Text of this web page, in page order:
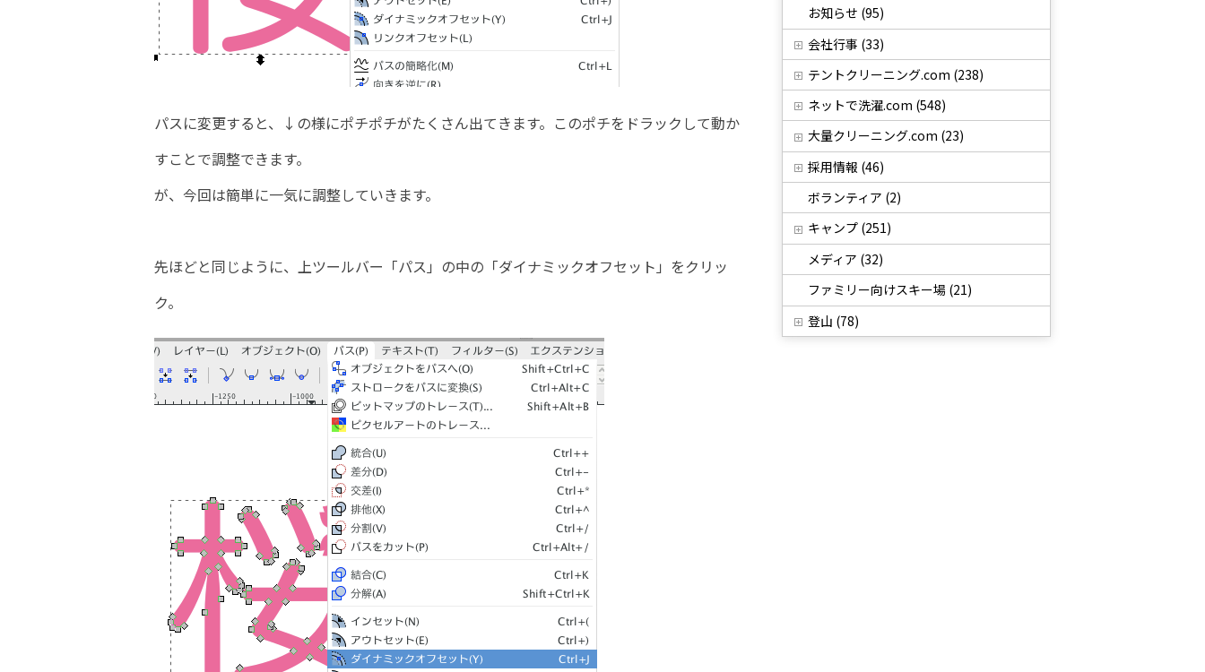
パスに変更すると、↓の様にポチポチがたくさん出てきます。このポチをドラックして動か
すことで調整できます。
が、今回は簡単に一気に調整していきます。
先ほどと同じように、上ツールバー「パス」の中の「ダイナミックオフセット」をクリッ
ク。
お知らせ (95)
会社行事 (33)
テントクリーニング.com (238)
ネットで洗濯.com (548)
大量クリーニング.com (23)
採用情報 (46)
ボランティア (2)
キャンプ (251)
メディア (32)
ファミリー向けスキー場 (21)
登山 (78)